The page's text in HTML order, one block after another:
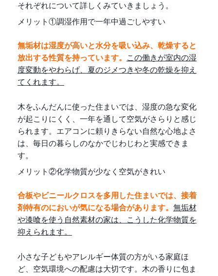
それぞれについて詳しくみていきましょう。
メリット①調湿作用で一年中過ごしやすい
無垢材は湿度が高いと水分を吸い込み、乾燥すると
放出する性質を持っています。
この働きが室内の湿
度変動をやわらげ、夏のジメつきや冬の乾燥を抑え
てくれます。
木をふんだんに使った住まいでは、湿度の急な変化
が起こりにくく、一年を通して空気がさらりと感じ
られます。エアコンに頼りきらない自然な心地よさ
は、毎日の暮らしのなかでじわじわと実感できま
す。
メリット②化学物質が少なく空気がきれい
合板やビニールクロスを多用した住まいでは、接着
剤特有のにおいが気になる場合があります。 無垢材
や漆喰を使う自然素材の家は、こうした化学物質を
抑えられます。
小さな子どもやアレルギー体質の方がいる家庭ほ
ど、空気環境への配慮は大切です。木の香りに包ま